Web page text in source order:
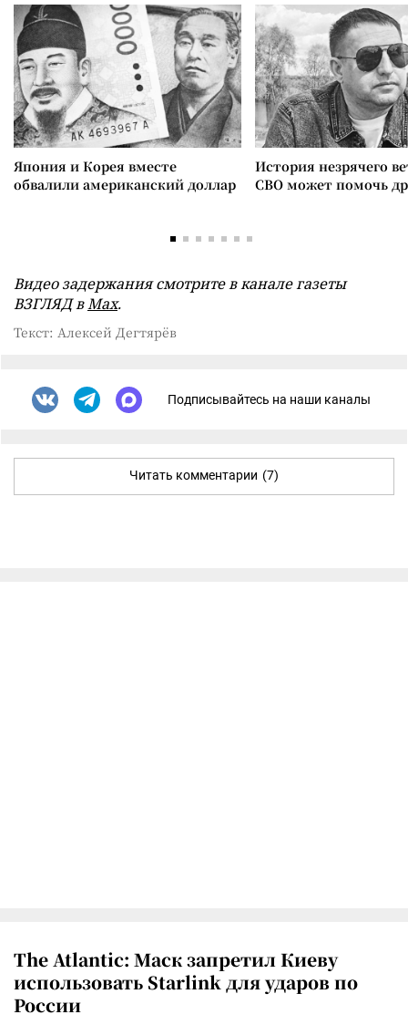
Япония и Корея вместе
обвалили американский доллар
История незрячего
СВО может помочь
Видео задержания смотрите в канале газеты
ВЗГЛЯД вMax.
Текст: Алексей Дегтярёв
Подписывайтесь на наши каналы
Читать комментарии (7)
The Atlantic: Маск запретил Киеву
использовать Starlink для ударов по
России